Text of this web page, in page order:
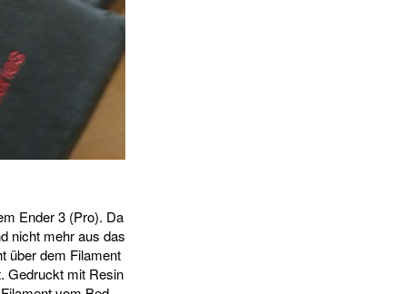
Ender 3 (Pro). Da
nicht mehr aus das
über dem Filament
Gedruckt mit Resin